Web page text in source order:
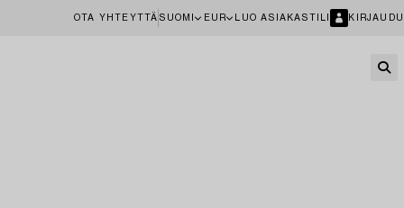
OTA YHTEYTTÄ SUOMI EUR LUO ASIAKASTILI KIRJAUDU